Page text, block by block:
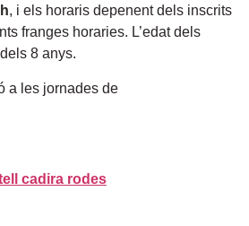
, i els horaris depenent dels inscrits
franges horaries. L’edat dels
8 anys.
a les jornades de